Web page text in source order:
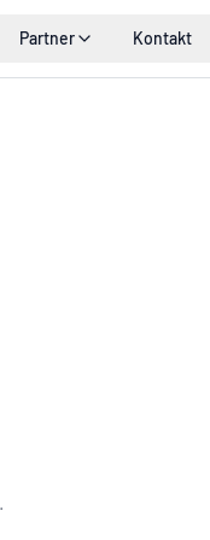
Partner Kontakt